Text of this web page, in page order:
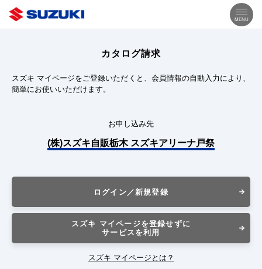
MENU
カタログ請求
スズキ マイページをご登録いただくと、会員情報の自動入力により、
簡単にお使いいただけます。
お申し込み先
(株)スズキ自販栃木 スズキアリーナ戸祭
ログイン／新規登録
スズキ マイページを登録せずに
サービスを利用
スズキ マイページとは？